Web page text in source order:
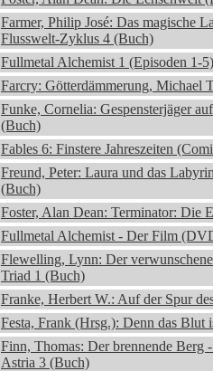
Farmer, Philip José: Das magische
Flusswelt-Zyklus 4 (Buch)
Fullmetal Alchemist 1 (Episoden 1-
Farcry: Götterdämmerung, Michael
Funke, Cornelia: Gespensterjäger
(Buch)
Fables 6: Finstere Jahreszeiten
Freund, Peter: Laura und das
(Buch)
Foster, Alan Dean: Terminator: Die
Fullmetal Alchemist - Der Film
Flewelling, Lynn: Der
Triad 1 (Buch)
Franke, Herbert W.: Auf der Spur
Festa, Frank (Hrsg.): Denn das Blut
Finn, Thomas: Der brennende Berg
Astria 3 (Buch)